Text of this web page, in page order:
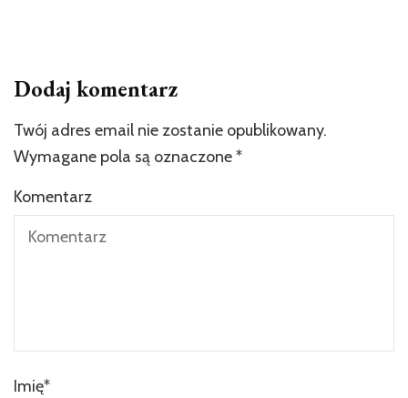
Dodaj komentarz
Twój adres email nie zostanie opublikowany.
Wymagane pola są oznaczone*
Komentarz
Imię*